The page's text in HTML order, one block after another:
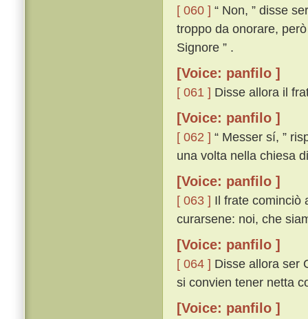
[ 060 ] “ Non, ” disse
troppo da onorare,
Signore ” .
[Voice: panfilo ]
[ 061 ] Disse allora il
[Voice: panfilo ]
[ 062 ] “ Messer sí, ”
una volta nella chiesa
[Voice: panfilo ]
[ 063 ] Il frate cominciò
curarsene: noi, che
[Voice: panfilo ]
[ 064 ] Disse allora ser
si convien tener netta
[Voice: panfilo ]